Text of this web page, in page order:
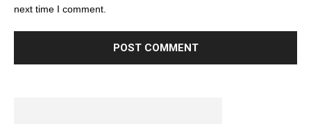
next time I comment.